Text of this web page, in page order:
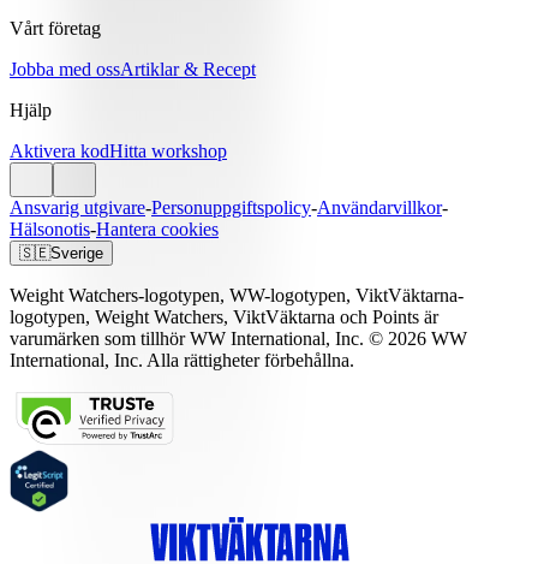
Vårt företag
Jobba med ossArtiklar & Recept
Hjälp
Aktivera kodHitta workshop
Ansvarig utgivare-Personuppgiftspolicy-Användarvillkor-
Hälsonotis-Hantera cookies
🇸🇪Sverige
Weight Watchers-logotypen, WW-logotypen, ViktVäktarna-
logotypen, Weight Watchers, ViktVäktarna och Points är
varumärken som tillhör WW International, Inc. © 2026 WW
International, Inc. Alla rättigheter förbehållna.